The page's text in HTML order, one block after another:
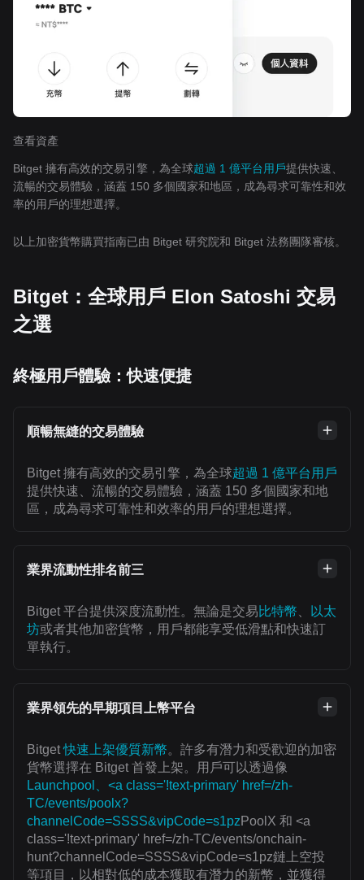
查看資產
Bitget 擁有高效的交易引擎，為全球超過 1 億平台用戶提供快速、
流暢的交易體驗，涵蓋 150 多個國家和地區，成為尋求可靠性和效
率的用戶的理想選擇。
以上加密貨幣購買指南已由 Bitget 研究院和 Bitget 法務團隊審核。
Bitget：全球用戶 Elon Satoshi 交易
之選
終極用戶體驗：快速便捷
順暢無縫的交易體驗
Bitget 擁有高效的交易引擎，為全球超過 1 億平台用戶
提供快速、流暢的交易體驗，涵蓋 150 多個國家和地
區，成為尋求可靠性和效率的用戶的理想選擇。
業界流動性排名前三
Bitget 平台提供深度流動性。無論是交易比特幣
以太
坊或者其他加密貨幣，用戶都能享受低滑點和快速訂
單執行。
業界領先的早期項目上幣平台
Bitget快速上架優質新幣。許多有潛力和受歡迎的加密
貨幣選擇在 Bitget 首發上架。用戶可以透過像
Launchpool、<a class='!text-primary' href=/zh-
TC/events/poolx?
channelCode=SSSS&vipCode=s1pzPoolX 和 <a
class='!text-primary' href=/zh-TC/events/onchain-
hunt?channelCode=SSSS&vipCode=s1pz鏈上空投
等項目，以相對低的成本獲取有潛力的新幣，並獲得